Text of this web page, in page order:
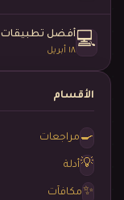
💻 أفضل تطبيقات
١٨ أبريل
الأقسام
🍳 مراجعات
💡أدلة
✨مكافآت